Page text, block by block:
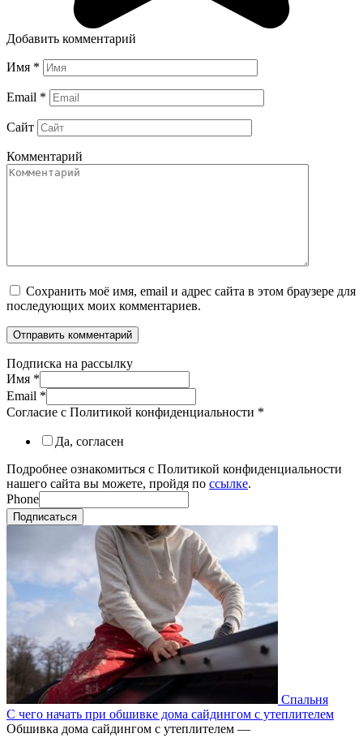
Добавить комментарий
Имя *
Email *
Сайт
Комментарий
Сохранить моё имя, email и адрес сайта в этом браузере для
последующих моих комментариев.
Подписка на рассылку
Имя *
Email *
Согласие с Политикой конфиденциальности *
Да, согласен
Подробнее ознакомиться с Политикой конфиденциальности
нашего сайта вы можете, пройдя по ссылке.
Phone
Подписаться
Спальня
С чего начать при обшивке дома сайдингом с утеплителем
Обшивка дома сайдингом с утеплителем —